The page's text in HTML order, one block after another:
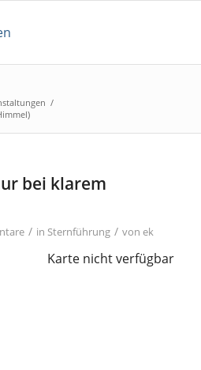
/
bei klarem
/ in Sternführung / von ek
Karte nicht verfügbar